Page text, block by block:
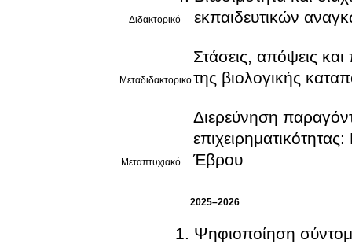
Διδακτορικό
εκπαιδευτικών
Μεταδιδακτορικό
Στάσεις, απόψεις
της βιολογικής
Μεταπτυχιακό
Διερεύνηση
Έβρου
2025–2026
Ψηφιοποίηση